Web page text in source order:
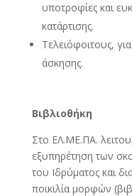
υποτροφίες και
κατάρτισης.
Τελειόφοιτους,
άσκησης.
Βιβλιοθήκη
Στο ΕΛ.ΜΕ.ΠΑ.
εξυπηρέτηση των
του Ιδρύµατος και
ποικιλία µορφών